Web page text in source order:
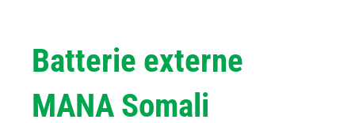
Batterie externe
MANA Somali